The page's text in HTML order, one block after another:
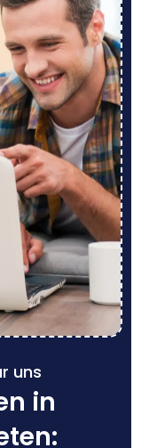
uns
in